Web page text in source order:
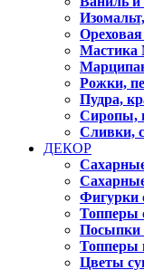
Мастика
Рожки,
Пудра,
Сиропы,
Сливки,
ДЕКОР
Фигурки
Топперы
Посыпки
Топперы
Цветы